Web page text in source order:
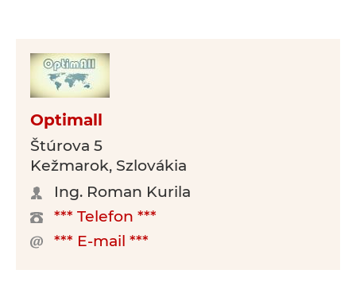
Optimall
Štúrova 5
Kežmarok, Szlovákia
Ing. Roman Kurila
*** Telefon ***
*** E-mail ***